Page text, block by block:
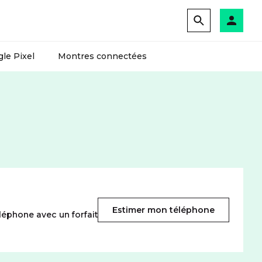
Pixel Montres connectées
avec un forfait
Estimer mon téléphone